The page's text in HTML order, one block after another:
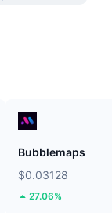
Bubblemaps
$0.03128
27.06%